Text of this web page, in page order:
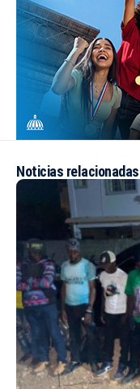
Noticias relacionadas